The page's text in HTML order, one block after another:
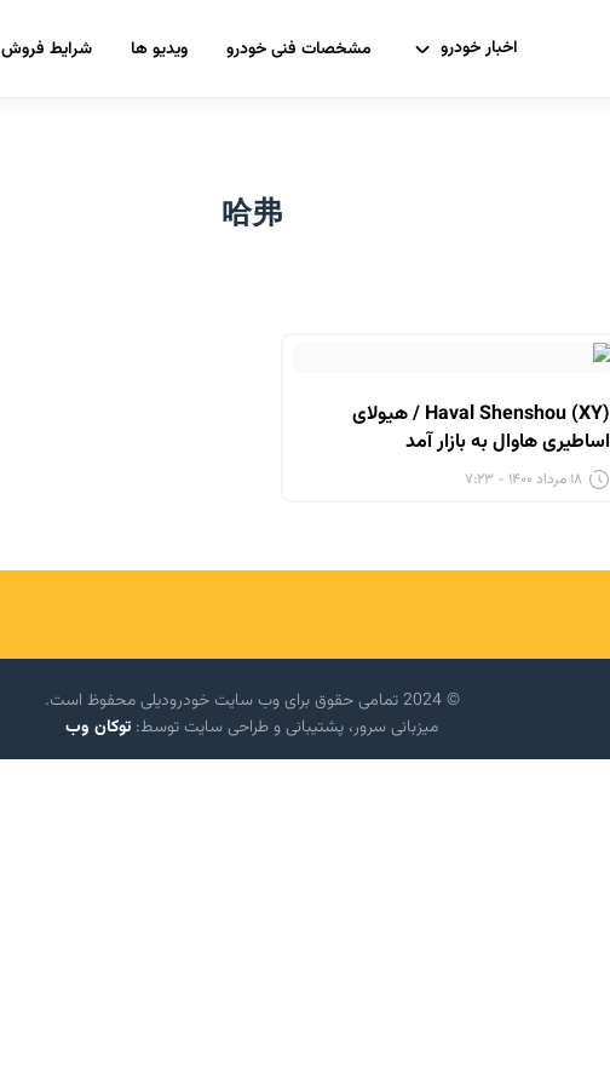
اخبار خودرو مشخصات فنی خودرو ویدیو ها شرایط فروش
哈弗
Haval Shenshou (XY) / هیولای
اساطیری هاوال به بازار آمد
۱۸ مرداد ۱۴۰۰ - ۷:۲۳
© 2024 تمامی حقوق برای وب سایت خودرودیلی محفوظ است.
میزبانی سرور، پشتیبانی و طراحی سایت توسط: توکان وب